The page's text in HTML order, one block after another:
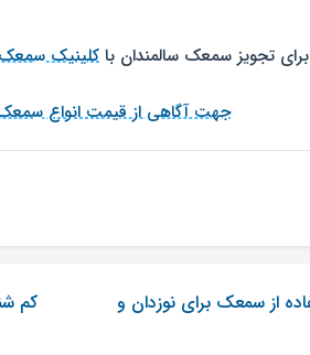
برای تجویز سمعک سالمندان با کلینیک
جهت آگاهی از قیمت انواع
از سمعک برای نوزدان و
کم